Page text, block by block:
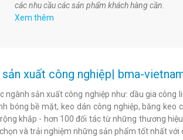
các nhu cầu các sản phẩm khách hàng cần.
Xem thêm
sản xuất công nghiệp| bma-
sản xuất công nghiệp như: dầu gia công
bóng bề mặt, keo dán công nghiệp, băng keo
khắp - hơn 100 đối tác từ những thương
và trải nghiệm những sản phẩm tốt nhất với